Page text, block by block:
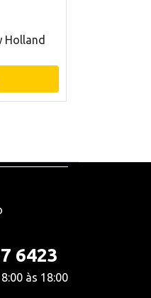
Holland
6423
às 18:00